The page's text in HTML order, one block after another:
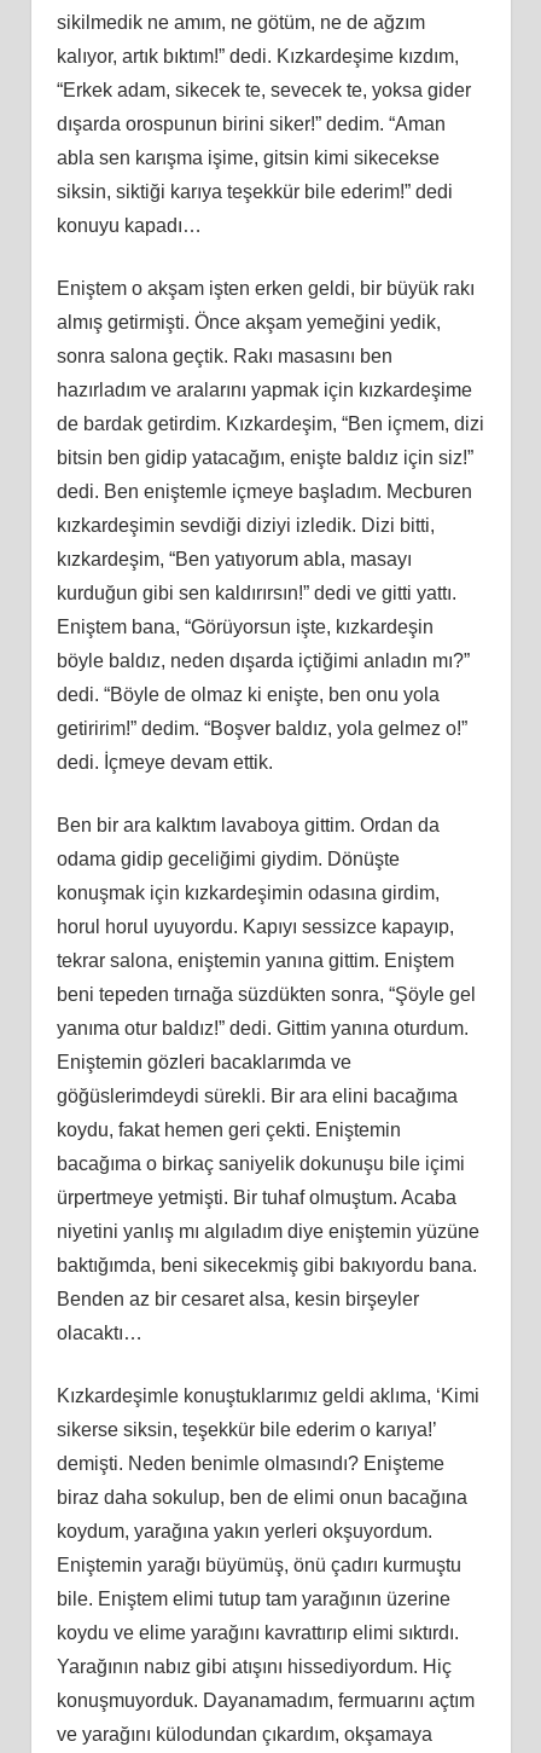
sikilmedik ne amım, ne götüm, ne de ağzım
kalıyor, artık bıktım!” dedi. Kızkardeşime kızdım,
“Erkek adam, sikecek te, sevecek te, yoksa gider
dışarda orospunun birini siker!” dedim. “Aman
abla sen karışma işime, gitsin kimi sikecekse
siksin, siktiği karıya teşekkür bile ederim!” dedi
konuyu kapadı…
Eniştem o akşam işten erken geldi, bir büyük rakı
almış getirmişti. Önce akşam yemeğini yedik,
sonra salona geçtik. Rakı masasını ben
hazırladım ve aralarını yapmak için kızkardeşime
de bardak getirdim. Kızkardeşim, “Ben içmem, dizi
bitsin ben gidip yatacağım, enişte baldız için siz!”
dedi. Ben eniştemle içmeye başladım. Mecburen
kızkardeşimin sevdiği diziyi izledik. Dizi bitti,
kızkardeşim, “Ben yatıyorum abla, masayı
kurduğun gibi sen kaldırırsın!” dedi ve gitti yattı.
Eniştem bana, “Görüyorsun işte, kızkardeşin
böyle baldız, neden dışarda içtiğimi anladın mı?”
dedi. “Böyle de olmaz ki enişte, ben onu yola
getiririm!” dedim. “Boşver baldız, yola gelmez o!”
dedi. İçmeye devam ettik.
Ben bir ara kalktım lavaboya gittim. Ordan da
odama gidip geceliğimi giydim. Dönüşte
konuşmak için kızkardeşimin odasına girdim,
horul horul uyuyordu. Kapıyı sessizce kapayıp,
tekrar salona, eniştemin yanına gittim. Eniştem
beni tepeden tırnağa süzdükten sonra, “Şöyle gel
yanıma otur baldız!” dedi. Gittim yanına oturdum.
Eniştemin gözleri bacaklarımda ve
göğüslerimdeydi sürekli. Bir ara elini bacağıma
koydu, fakat hemen geri çekti. Eniştemin
bacağıma o birkaç saniyelik dokunuşu bile içimi
ürpertmeye yetmişti. Bir tuhaf olmuştum. Acaba
niyetini yanlış mı algıladım diye eniştemin yüzüne
baktığımda, beni sikecekmiş gibi bakıyordu bana.
Benden az bir cesaret alsa, kesin birşeyler
olacaktı…
Kızkardeşimle konuştuklarımız geldi aklıma, ‘Kimi
sikerse siksin, teşekkür bile ederim o karıya!’
demişti. Neden benimle olmasındı? Enişteme
biraz daha sokulup, ben de elimi onun bacağına
koydum, yarağına yakın yerleri okşuyordum.
Eniştemin yarağı büyümüş, önü çadırı kurmuştu
bile. Eniştem elimi tutup tam yarağının üzerine
koydu ve elime yarağını kavrattırıp elimi sıktırdı.
Yarağının nabız gibi atışını hissediyordum. Hiç
konuşmuyorduk. Dayanamadım, fermuarını açtım
ve yarağını külodundan çıkardım, okşamaya